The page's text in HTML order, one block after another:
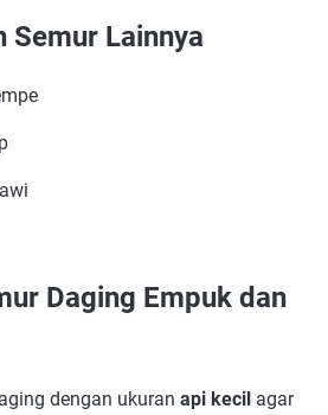
Semur Lainnya
Daging Empuk dan
dengan ukuran api kecil agar